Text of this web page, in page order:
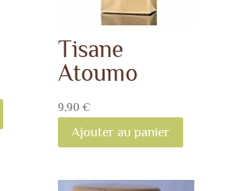
Tisane
Atoumo
9,90€
Ajouter au panier